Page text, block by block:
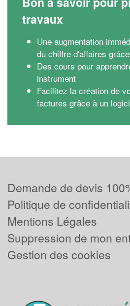
travaux
Une augmentation
du chiffre d'affaires
Des cours pour
instrument
Facilitez la création de
factures grâce à un
Demande de devis
Politique de
Mentions Légales
Suppression de mon
Gestion des cookies